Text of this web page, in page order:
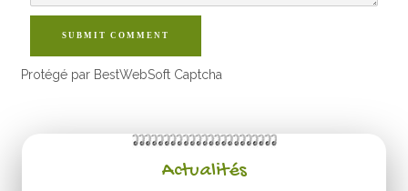
SUBMIT COMMENT
Protégé par BestWebSoft Captcha
Actualités